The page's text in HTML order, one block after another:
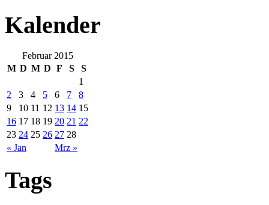
Kalender
Februar 2015
M D M D F S S
« Jan Mrz »
1
2
3 4 5 6 7
8
9
10 11 12 13 14 15
16 17 18 19 20 21 22
23 24 25 26 27 28
Tags